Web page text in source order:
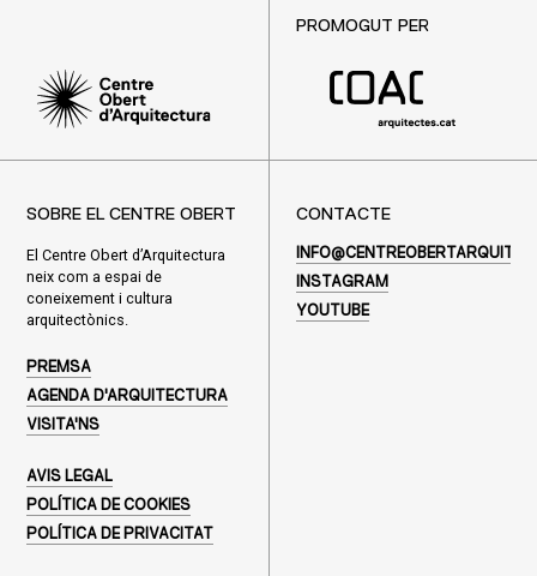
PROMOGUT PER
SOBRE EL CENTRE OBERT
El Centre Obert d’Arquitectura
neix com a espai de
coneixement i cultura
arquitectònics.
PREMSA
AGENDA D'ARQUITECTURA
VISITA'NS
AVIS LEGAL
POLÍTICA DE COOKIES
POLÍTICA DE PRIVACITAT
CONTACTE
INSTAGRAM
YOUTUBE